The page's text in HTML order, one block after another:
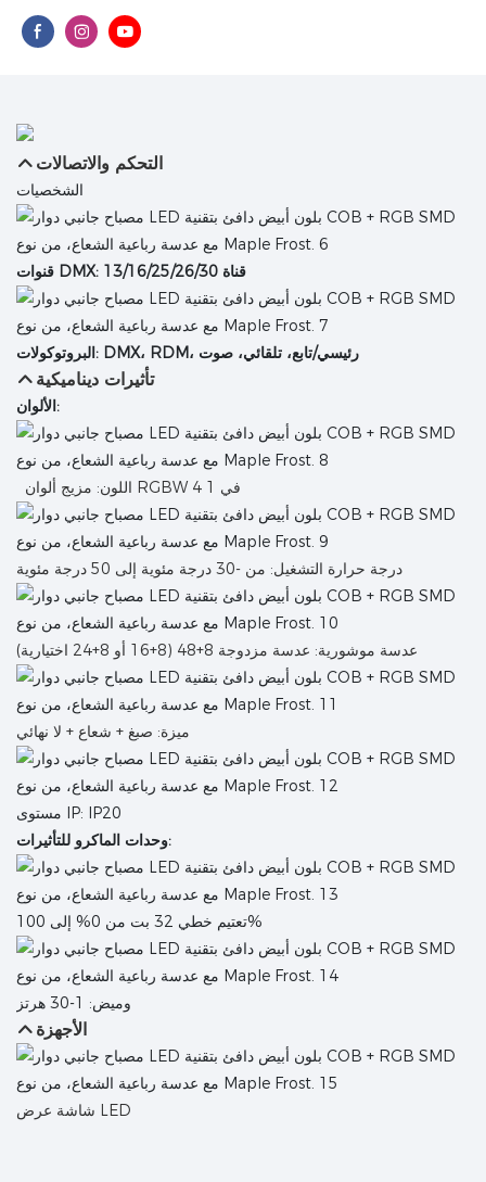
التحكم والاتصالات
الشخصيات
قنوات DMX: 13/16/25/26/30 قناة
البروتوكولات: DMX، RDM، رئيسي/تابع، تلقائي، صوت
تأثيرات ديناميكية
الألوان:
اللون: مزيج ألوان RGBW 4 في 1
درجة حرارة التشغيل: من -30 درجة مئوية إلى 50 درجة مئوية
عدسة موشورية: عدسة مزدوجة 8+48 (8+16 أو 8+24 اختيارية)
ميزة: صبغ + شعاع + لا نهائي
مستوى IP: IP20
وحدات الماكرو للتأثيرات:
تعتيم خطي 32 بت من 0% إلى 100%
وميض: 1-30 هرتز
الأجهزة
شاشة عرض LED